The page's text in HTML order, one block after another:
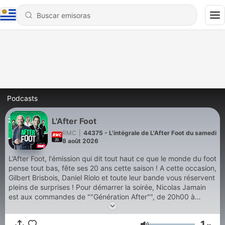
Podcasts
L'After Foot
RMC
44375 - L'intégrale de L'After Foot du samedi
8 août 2026
L’After Foot, l'émission qui dit tout haut ce que le monde du foot
pense tout bas, fête ses 20 ans cette saison ! A cette occasion,
Gilbert Brisbois, Daniel Riolo et toute leur bande vous réservent
pleins de surprises ! Pour démarrer la soirée, Nicolas Jamain
est aux commandes de ""Génération After"", de 20h00 à
22h00. Une émission composée de chroniqueurs qui ont
grandis avec l'After : Walid Acherchour, Kevin Diaz, Jimmy